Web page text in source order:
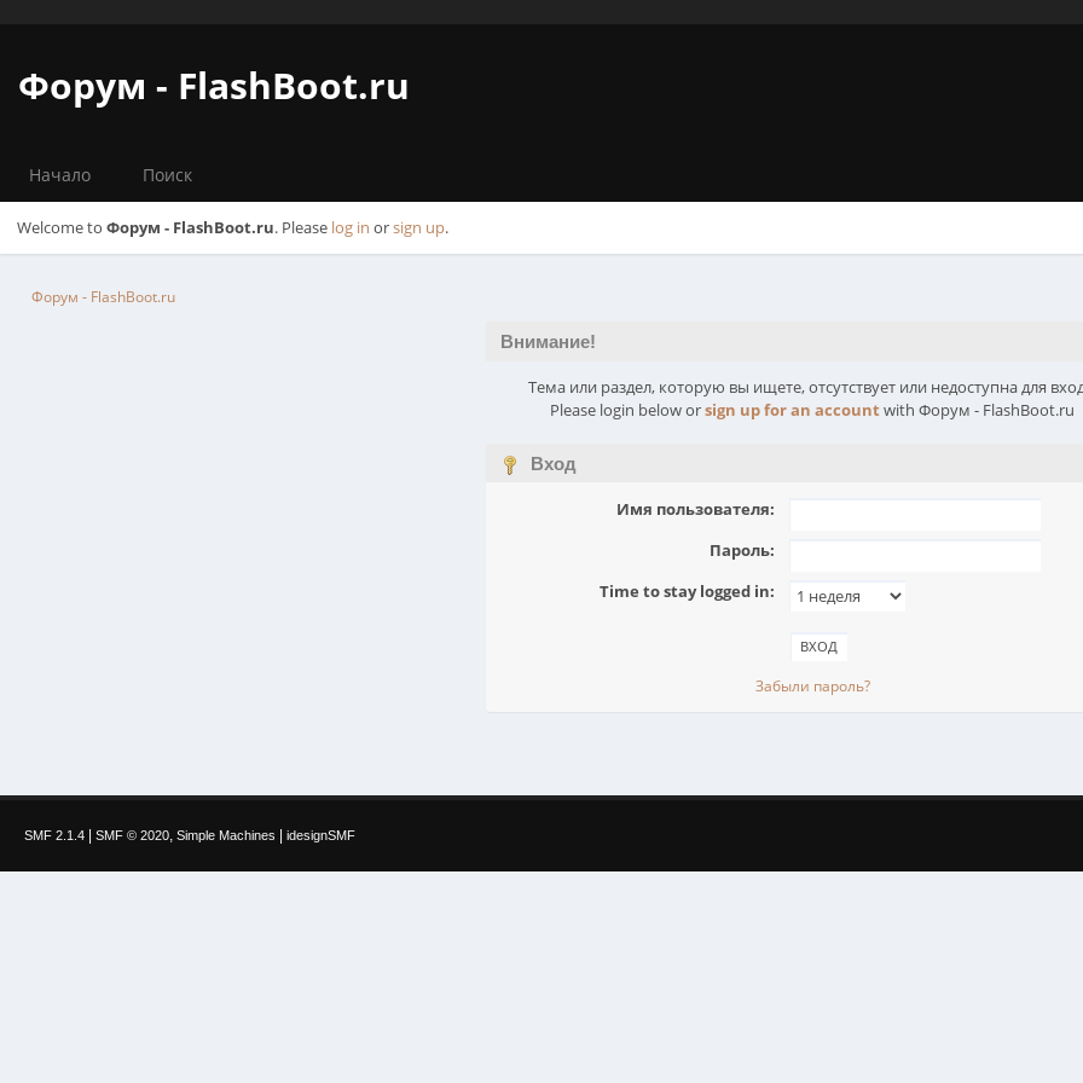
Форум - FlashBoot.ru
Начало Поиск
Welcome to Форум - FlashBoot.ru. Please log in orsign up.
Форум - FlashBoot.ru
Внимание!
Тема или раздел, которую вы ищете, отсутствует или недоступна для
Please login below orsign up for an accountwith Форум - FlashBoot.ru
Вход
Имя пользователя:
Пароль:
Time to stay logged in:
Забыли пароль?
SMF 2.1.4 SMF © 2020, Simple Machines idesignSMF